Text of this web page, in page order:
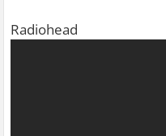
Radiohead